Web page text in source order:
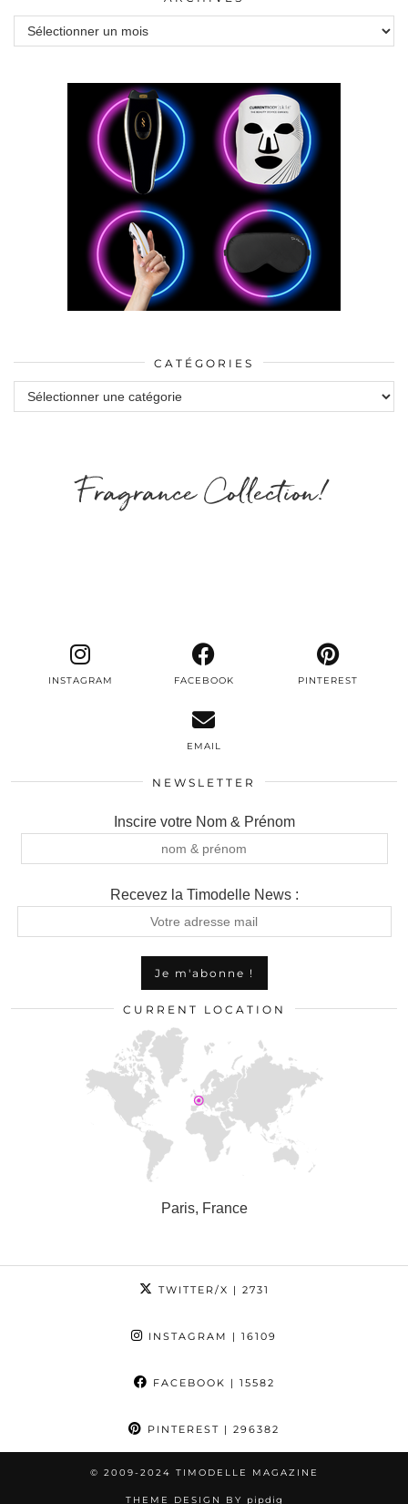
Archives
CATÉGORIES
Catégories
Fragrance Collection!
INSTAGRAM FACEBOOK PINTEREST
EMAIL
NEWSLETTER
Inscire votre Nom & Prénom
Recevez la Timodelle News :
CURRENT LOCATION
Paris, France
TWITTER/X | 2731
INSTAGRAM | 16109
FACEBOOK | 15582
PINTEREST | 296382
© 2009-2024 TIMODELLE MAGAZINE
THEME DESIGN BY pipdig